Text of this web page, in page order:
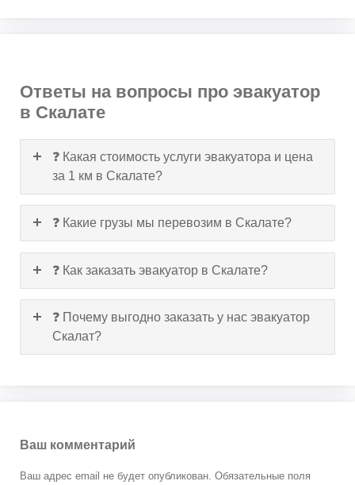
Ответы на вопросы про эвакуатор
в Скалате
❓ Какая стоимость услуги эвакуатора и цена
за 1 км в Скалате?
❓ Какие грузы мы перевозим в Скалате?
❓ Как заказать эвакуатор в Скалате?
❓ Почему выгодно заказать у нас эвакуатор
Скалат?
Ваш комментарий
Ваш адрес email не будет опубликован. Обязательные поля